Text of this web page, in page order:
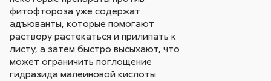
фитофтороза уже содержат
адъюванты, которые помогают
раствору растекаться и прилипать к
листу, а затем быстро высыхают, что
может ограничить поглощение
гидразида малеиновой кислоты.